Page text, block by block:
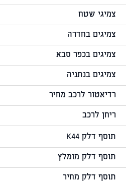
צמיגי שטח
צמיגים בחדרה
צמיגים בכפר סבא
צמיגים בנתניה
רדיאטור לרכב מחיר
ריחן לרכב
תוסף דלק K44
תוסף דלק מומלץ
תוסף דלק מחיר